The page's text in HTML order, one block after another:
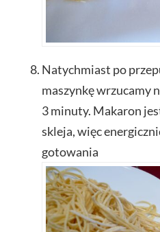
Natychmiast po
maszynkę wrzucamy
3 minuty. Makaron
skleja, więc
gotowania